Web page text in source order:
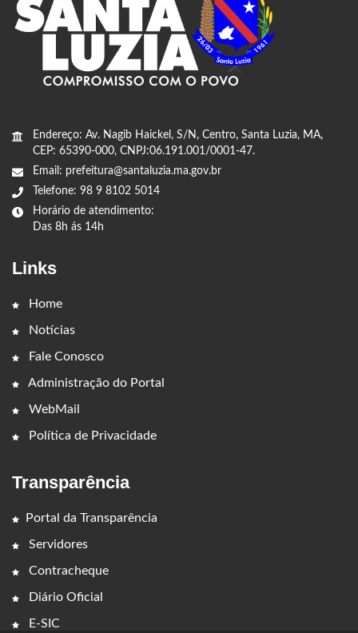
Endereço: Av. Nagib Haickel, S/N, Centro, Santa Luzia, MA,
CEP: 65390-000, CNPJ:06.191.001/0001-47.
Email: prefeitura@santaluzia.ma.gov.br
Telefone: 98 9 8102 5014
Horário de atendimento:
Das 8h ás 14h
Links
Home
Notícias
Fale Conosco
Administração do Portal
WebMail
Política de Privacidade
Transparência
Portal da Transparência
Servidores
Contracheque
Diário Oficial
E-SIC